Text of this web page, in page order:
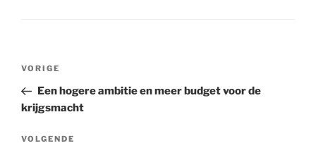
Bericht
Vorig
bericht
VORIGE
Een hogere ambitie en meer budget voor de
krijgsmacht
Volgend
VOLGENDE